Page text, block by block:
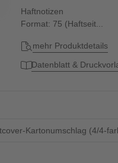
Haftnotizen
Format: 75 (Haftseit...
mehr Produktdetails
Datenblatt &
Kartonumschlag (4/4-